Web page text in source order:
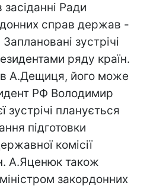
Ради
справ держав -
зустрічі
ряду країн.
А.Дещиця, його може
РФ Володимир
зустрічі планується
підготовки
комісії
А.Яценюк також
закордонних